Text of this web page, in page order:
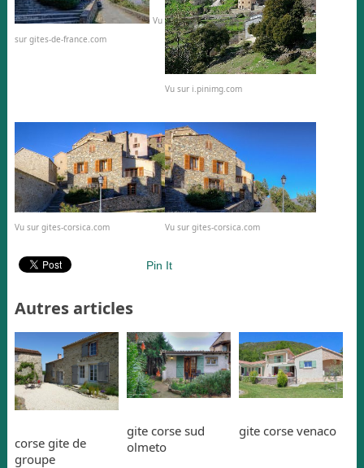
Vu
sur gites-de-france.com
Vu sur i.pinimg.com
Vu sur gites-corsica.com Vu sur gites-corsica.com
Pin It
Autres articles
corse gite de
groupe
gite corse sud
olmeto
gite corse venaco